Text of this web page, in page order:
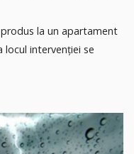
la un apartament
locul intervenției se